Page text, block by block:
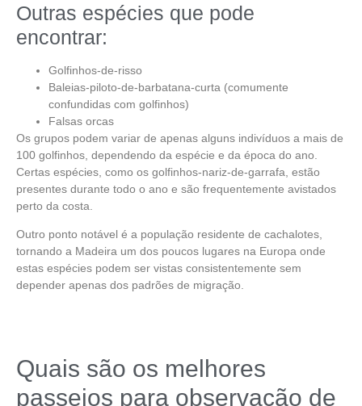
Outras espécies que pode
encontrar:
Golfinhos-de-risso
Baleias-piloto-de-barbatana-curta (comumente
confundidas com golfinhos)
Falsas orcas
Os grupos podem variar de apenas alguns indivíduos a mais de
100 golfinhos, dependendo da espécie e da época do ano.
Certas espécies, como os golfinhos-nariz-de-garrafa, estão
presentes durante todo o ano e são frequentemente avistados
perto da costa.
Outro ponto notável é a população residente de cachalotes,
tornando a Madeira um dos poucos lugares na Europa onde
estas espécies podem ser vistas consistentemente sem
depender apenas dos padrões de migração.
Quais são os melhores
passeios para observação de